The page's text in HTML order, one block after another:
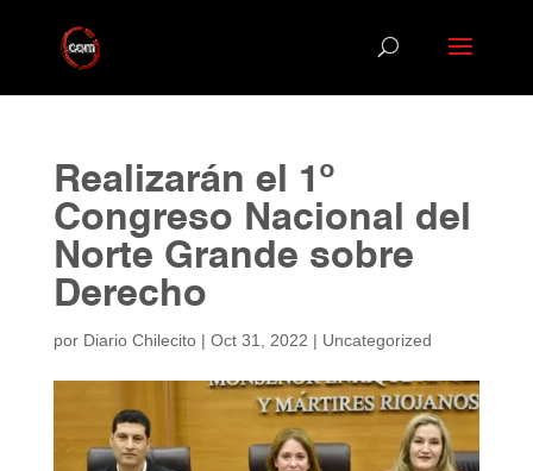
Realizarán el 1º
Congreso Nacional del
Norte Grande sobre
Derecho
por Diario Chilecito| Oct 31, 2022 | Uncategorized